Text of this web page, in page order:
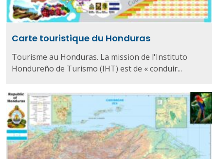
Carte touristique du Honduras
Tourisme au Honduras. La mission de l'Instituto
Hondureño de Turismo (IHT) est de « conduir...